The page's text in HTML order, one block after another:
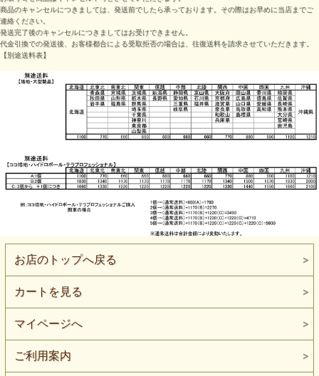
商品のキャンセルにつきましては、発送前でしたら承っております。その際はお早めに当店までご
連絡ください。
発送完了後のキャンセルにつきましてはお受けできません。
代金引換での発送後、お客様都合による受取拒否の場合は、往復送料を請求させていただきます。
【別途送料表】
お店のトップへ戻る
カートを見る
マイページへ
ご利用案内